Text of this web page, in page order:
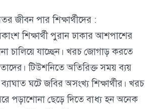
জীবন পার শিক্ষার্থীদের :
শিক্ষার্থী পুরান ঢাকার আশপাশের
চালিয়ে যাচ্ছেন। খরচ জোগাড় করতে
টিউশনিতে অতিরিক্ত সময় ব্যয়
ঘটে জবির অসংখ্য শিক্ষার্থীর। খরচ
পড়াশোনা ছেড়ে দিতে বাধ্য হন অনেক